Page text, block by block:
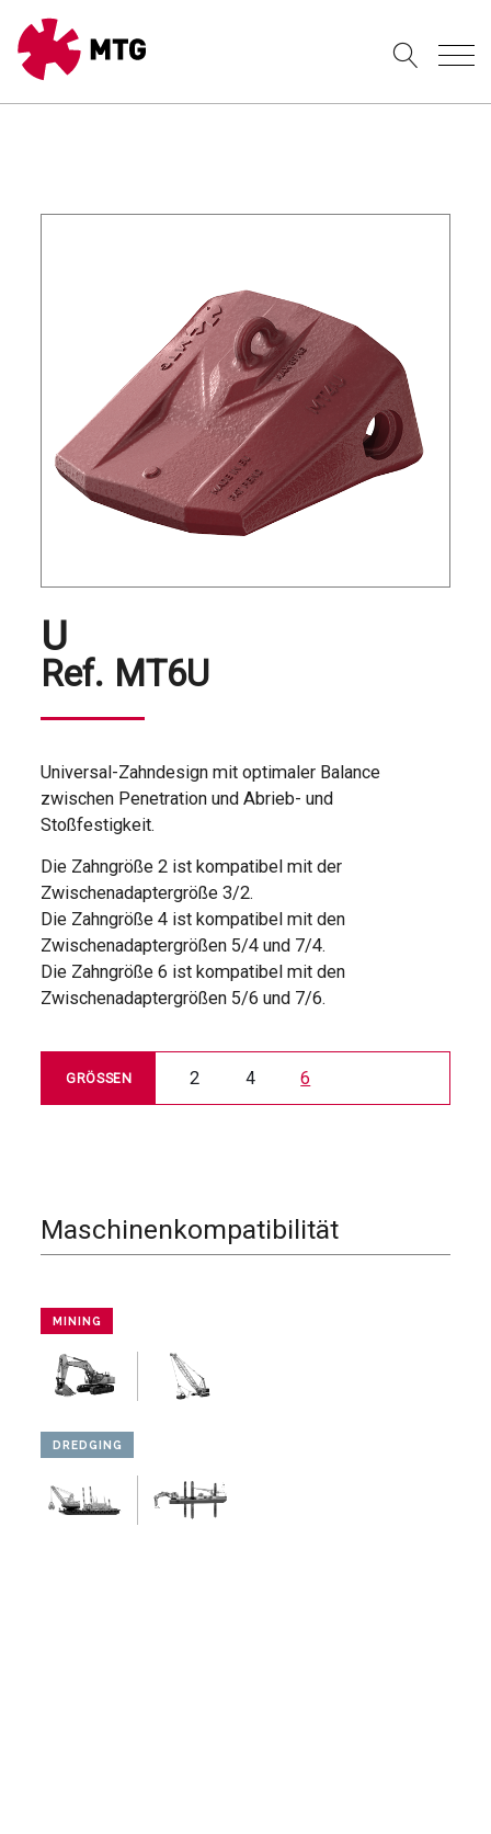
U
Ref. MT6U
Universal-Zahndesign mit optimaler Balance
zwischen Penetration und Abrieb- und
Stoßfestigkeit.
Die Zahngröße 2 ist kompatibel mit der
Zwischenadaptergröße 3/2.
Die Zahngröße 4 ist kompatibel mit den
Zwischenadaptergrößen 5/4 und 7/4.
Die Zahngröße 6 ist kompatibel mit den
Zwischenadaptergrößen 5/6 und 7/6.
GRÖSSEN 2 4 6
Maschinenkompatibilität
MINING
DREDGING